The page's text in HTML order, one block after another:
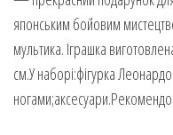
японським бойовим
мультика. Іграшка
см.У наборі:фігурка